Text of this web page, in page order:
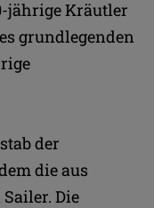
jährige Kräutler
grundlegenden
der
die aus
Die